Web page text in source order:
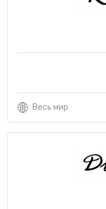
Весь мир